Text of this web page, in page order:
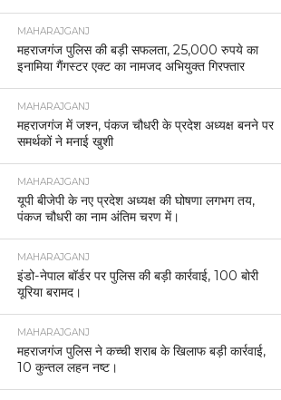
MAHARAJGANJ
महराजगंज पुलिस की बड़ी सफलता, 25,000 रुपये का
इनामिया गैंगस्टर एक्ट का नामजद अभियुक्त गिरफ्तार
MAHARAJGANJ
महराजगंज में जश्न, पंकज चौधरी के प्रदेश अध्यक्ष बनने पर
समर्थकों ने मनाई खुशी
MAHARAJGANJ
यूपी बीजेपी के नए प्रदेश अध्यक्ष की घोषणा लगभग तय,
पंकज चौधरी का नाम अंतिम चरण में।
MAHARAJGANJ
इंडो-नेपाल बॉर्डर पर पुलिस की बड़ी कार्रवाई, 100 बोरी
यूरिया बरामद।
MAHARAJGANJ
महराजगंज पुलिस ने कच्ची शराब के खिलाफ बड़ी कार्रवाई,
10 कुन्तल लहन नष्ट।